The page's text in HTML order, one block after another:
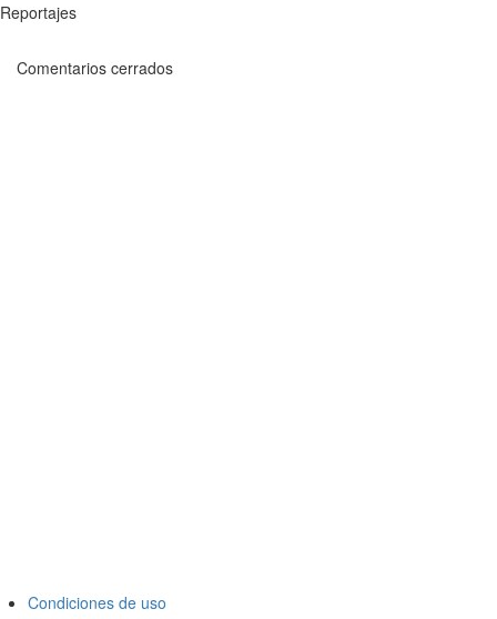
Reportajes
Comentarios cerrados
Condiciones de uso